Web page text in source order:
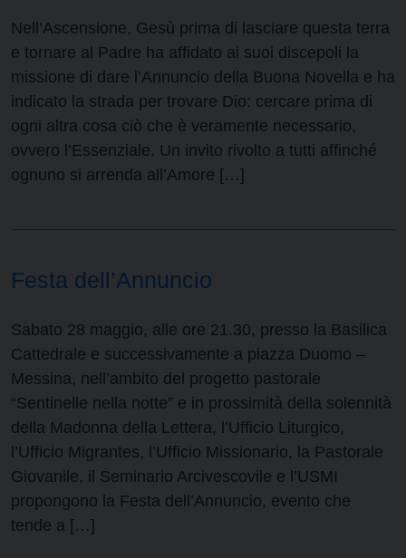
Nell’Ascensione, Gesù prima di lasciare questa terra
e tornare al Padre ha affidato ai suoi discepoli la
missione di dare l’Annuncio della Buona Novella e ha
indicato la strada per trovare Dio: cercare prima di
ogni altra cosa ciò che è veramente necessario,
ovvero l’Essenziale. Un invito rivolto a tutti affinché
ognuno si arrenda all’Amore […]
Festa dell’Annuncio
Sabato 28 maggio, alle ore 21.30, presso la Basilica
Cattedrale e successivamente a piazza Duomo –
Messina, nell’ambito del progetto pastorale
“Sentinelle nella notte” e in prossimità della solennità
della Madonna della Lettera, l’Ufficio Liturgico,
l’Ufficio Migrantes, l’Ufficio Missionario, la Pastorale
Giovanile, il Seminario Arcivescovile e l’USMI
propongono la Festa dell’Annuncio, evento che
tende a […]